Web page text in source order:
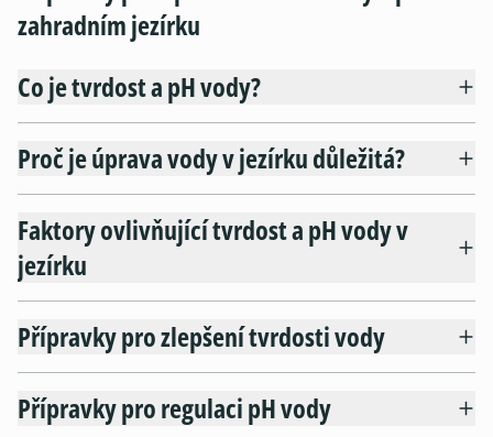
zahradním jezírku
Co je tvrdost a pH vody?
Proč je úprava vody v jezírku důležitá?
Faktory ovlivňující tvrdost a pH vody v
jezírku
Přípravky pro zlepšení tvrdosti vody
Přípravky pro regulaci pH vody